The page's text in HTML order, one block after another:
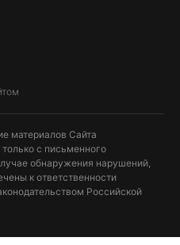
материалов Сайта
с письменного
обнаружения нарушений,
к ответственности
Российской